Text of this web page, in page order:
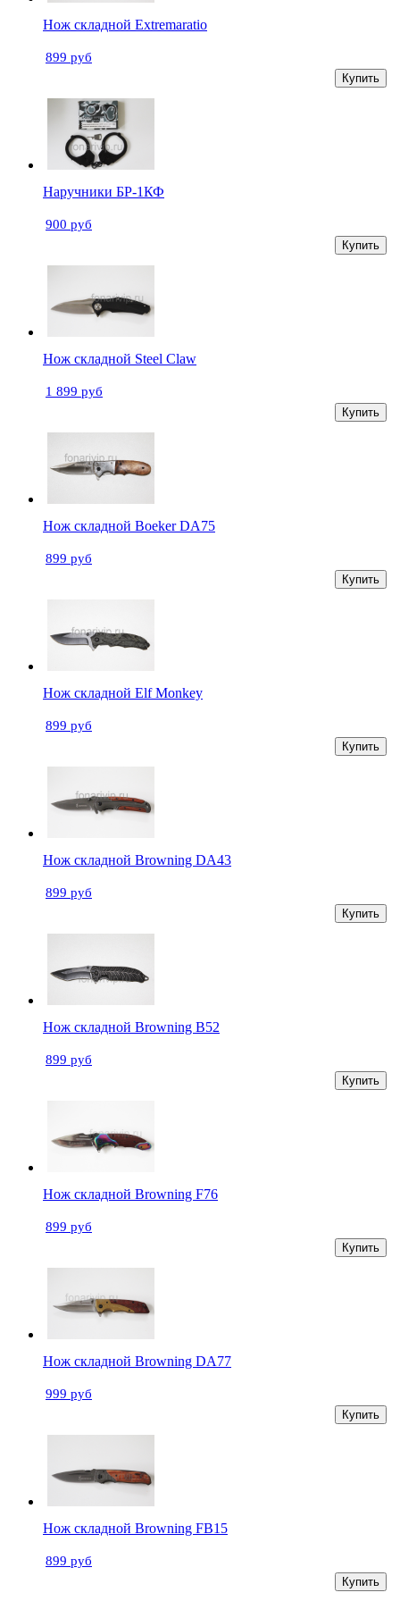
Нож складной Extremaratio
899 руб
Купить
Наручники БР-1КФ
900 руб
Купить
Нож складной Steel Claw
1 899 руб
Купить
Нож складной Boeker DA75
899 руб
Купить
Нож складной Elf Monkey
899 руб
Купить
Нож складной Browning DA43
899 руб
Купить
Нож складной Browning B52
899 руб
Купить
Нож складной Browning F76
899 руб
Купить
Нож складной Browning DA77
999 руб
Купить
Нож складной Browning FB15
899 руб
Купить